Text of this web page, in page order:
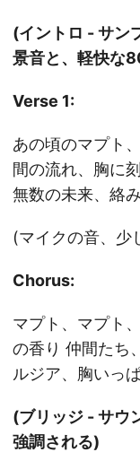
(イントロ - サン
景音と、軽快な
Verse 1:
あの頃のマプト
間の流れ、胸に
無数の未来、絡
(マイクの音、少
Chorus:
マプト、マプト
の香り 仲間たち
ルジア、胸いっ
(ブリッジ - サウ
強調される)